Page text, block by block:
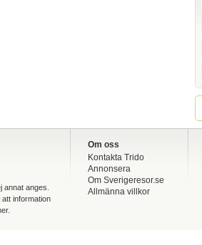
annat anges.
information
Om oss
Kontakta Trido
Annonsera
Om Sverigeresor.se
Allmänna villkor